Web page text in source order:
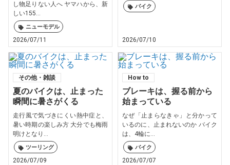
し物足りない人へ ヤマハから、新
しい155...
ニューモデル
2026/07/11
バイク
2026/07/10
その他・雑談
夏のバイクは、止まった
瞬間に暑さがくる
走行風で気づきにくい熱中症と、
暑い時期の楽しみ方 大分でも梅雨
明けとなり...
ツーリング
2026/07/09
How to
ブレーキは、握る前から
始まっている
なぜ「止まらなきゃ」と分かって
いるのに、止まれないのか バイク
は、4輪に...
バイク
2026/07/07